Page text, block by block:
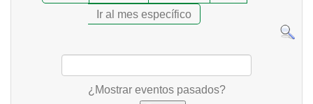
Ir al mes específico
¿Mostrar eventos pasados?